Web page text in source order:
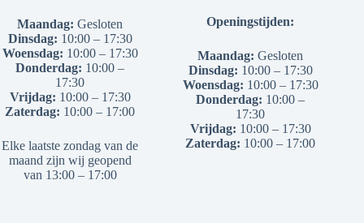
Maandag: Gesloten
Dinsdag: 10:00 – 17:30
Woensdag: 10:00 – 17:30
Donderdag: 10:00 –
17:30
Vrijdag: 10:00 – 17:30
Zaterdag: 10:00 – 17:00
Elke laatste zondag van de
maand zijn wij geopend
van 13:00 – 17:00
Openingstijden:
Maandag: Gesloten
Dinsdag: 10:00 – 17:30
Woensdag: 10:00 – 17:30
Donderdag: 10:00 –
17:30
Vrijdag: 10:00 – 17:30
Zaterdag: 10:00 – 17:00